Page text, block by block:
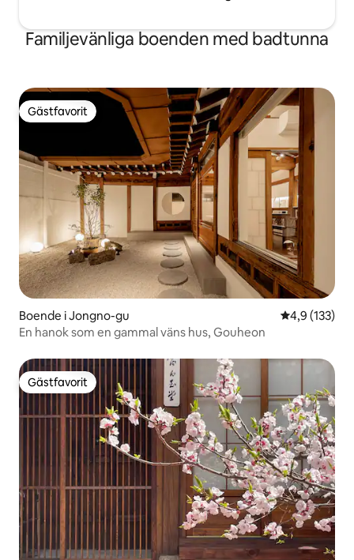
Familjevänliga boenden med badtunna
Gästfavorit
Gästfavorit
Boende i Jongno-gu 4,9 av 5 i
4,9 (133)
En hanok som en gammal väns hus, Gouheon
Gästfavorit
Gästfavorit